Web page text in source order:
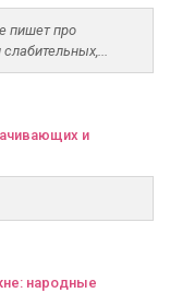
пишет про
и
народные